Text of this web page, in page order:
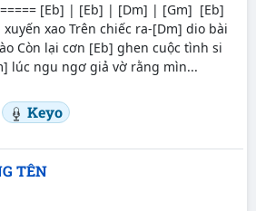
[Eb] | [Eb] | [Dm] | [Gm] [Eb]
xao Trên chiếc ra-[Dm] dio bài
Còn lại cơn [Eb] ghen cuộc tình si
lúc ngu ngơ giả vờ rằng mìn...
Keyo
TÊN